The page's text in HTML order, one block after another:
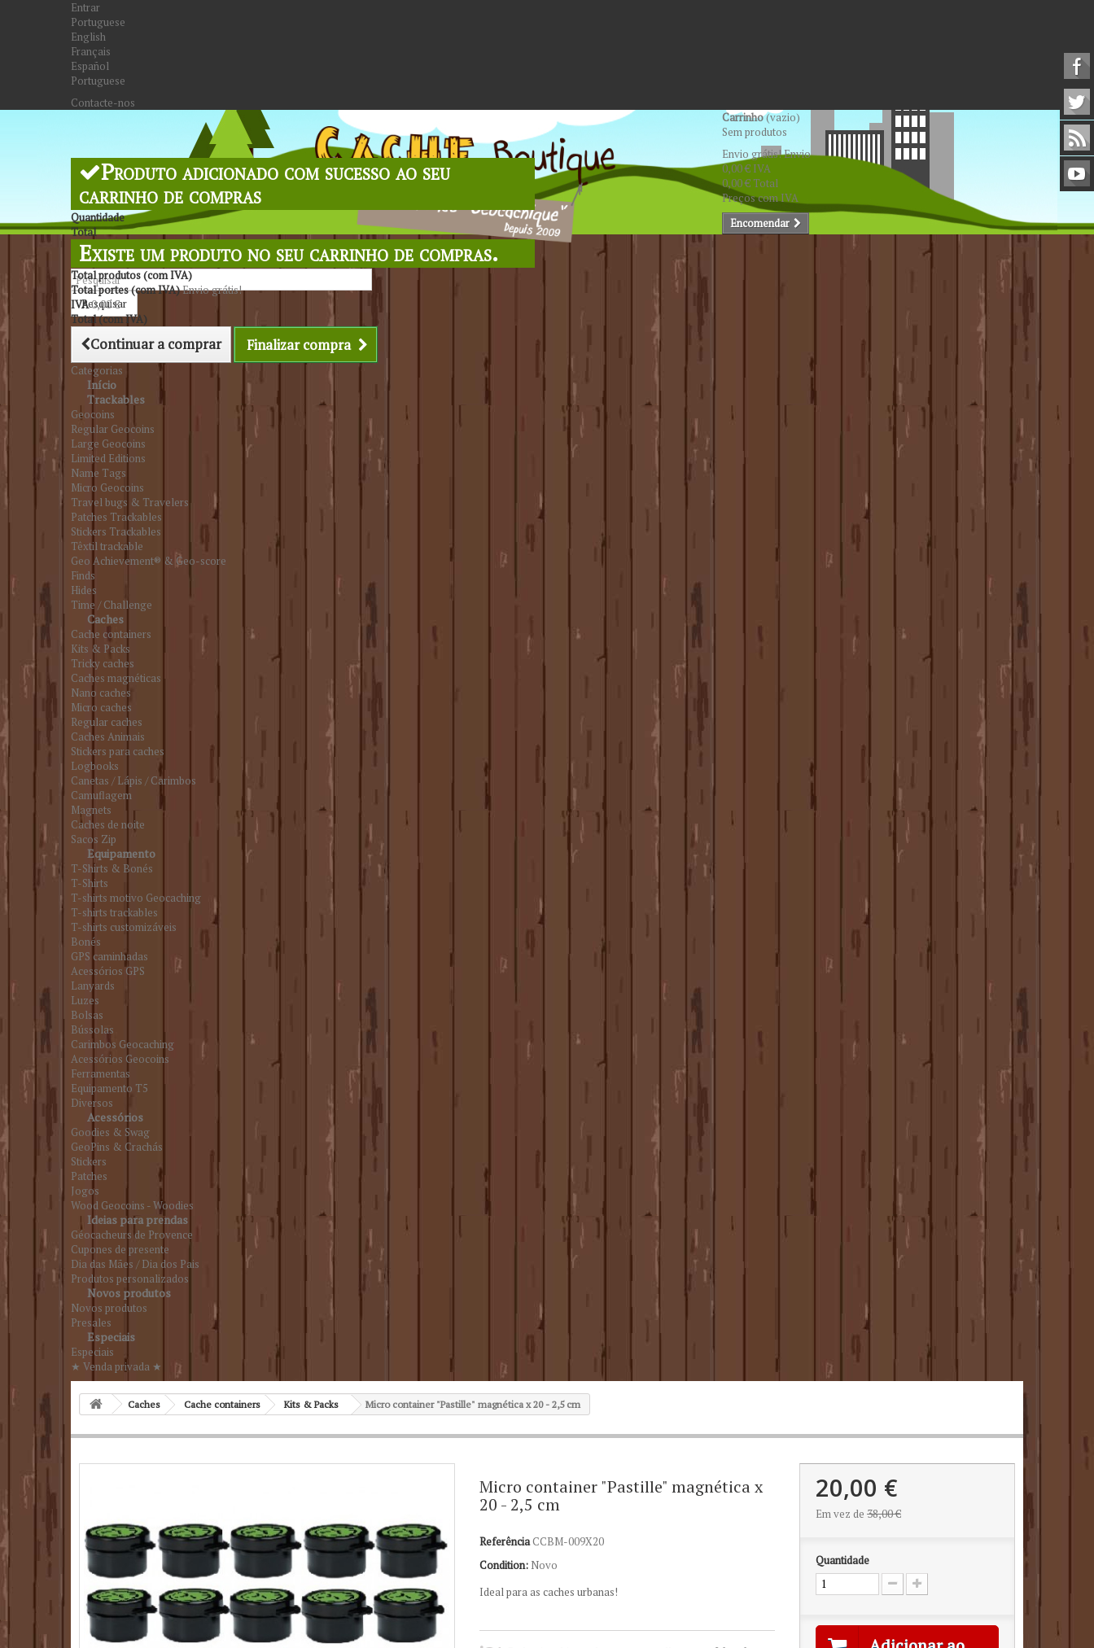
Entrar
Portuguese
English
Français
Español
Portuguese
Contacte-nos
Pesquisar
Carrinho(vazio)
Sem produtos
Envio grátis!Envio
0,00 € IVA
0,00 €Total
Preços com IVA
Encomendar
Produto adicionado com sucesso ao seu
carrinho de compras
Quantidade
Total
Existe um produto no seu carrinho de compras.
Total produtos (com IVA)
Total portes (com IVA)Envio grátis!
IVA0,00 €
Total (com IVA)
Continuar a comprar Finalizar compra
Categorias
Início
Trackables
Geocoins
Regular Geocoins
Large Geocoins
Limited Editions
Name Tags
Micro Geocoins
Travel bugs & Travelers
Patches Trackables
Stickers Trackables
Têxtil trackable
Geo Achievement® & Geo-score
Finds
Hides
Time / Challenge
Caches
Cache containers
Kits & Packs
Tricky caches
Caches magnéticas
Nano caches
Micro caches
Regular caches
Caches Animais
Stickers para caches
Logbooks
Canetas / Lápis / Carimbos
Camuflagem
Magnets
Caches de noite
Sacos Zip
Equipamento
T-Shirts & Bonés
T-Shirts
T-shirts motivo Geocaching
T-shirts trackables
T-shirts customizáveis
Bonés
GPS caminhadas
Acessórios GPS
Lanyards
Luzes
Bolsas
Bússolas
Carimbos Geocaching
Acessórios Geocoins
Ferramentas
Equipamento T5
Diversos
Acessórios
Goodies & Swag
GeoPins & Crachás
Stickers
Patches
Jogos
Wood Geocoins - Woodies
Ideias para prendas
Géocacheurs de Provence
Cupones de presente
Dia das Mães / Dia dos Pais
Produtos personalizados
Novos produtos
Novos produtos
Presales
Especiais
Especiais
★ Venda privada ★
Caches Cache containers Kits & Packs Micro container "Pastille" magnética x 20 - 2,5 cm
Micro container "Pastille" magnética x
20 - 2,5 cm
ReferênciaCCBM-009X20
Condition: Novo
Ideal para as caches urbanas!
20,00 €
Em vez de 38,00 €
Quantidade